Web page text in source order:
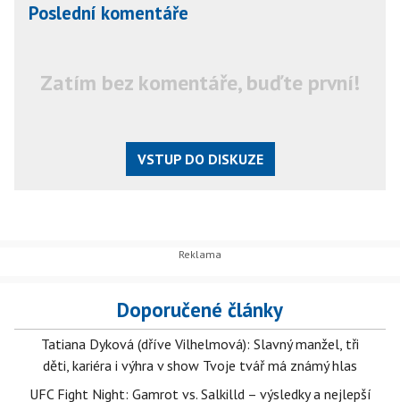
Poslední komentáře
Zatím bez komentáře, buďte první!
VSTUP DO DISKUZE
Doporučené články
Tatiana Dyková (dříve Vilhelmová): Slavný manžel, tři
děti, kariéra i výhra v show Tvoje tvář má známý hlas
UFC Fight Night: Gamrot vs. Salkilld – výsledky a nejlepší